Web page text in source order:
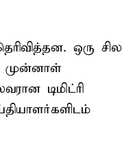
ஒரு சில
முன்னாள்
டிமிட்ரி